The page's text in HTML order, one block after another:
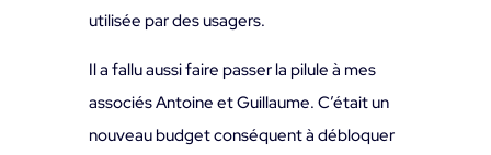
utilisée par des usagers.
Il a fallu aussi faire passer la pilule à mes
associés Antoine et Guillaume. C’était un
nouveau budget conséquent à débloquer